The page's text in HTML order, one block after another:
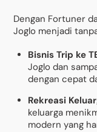
Dengan Fortuner
Joglo menjadi
Bisnis Trip ke
Joglo dan
dengan cepat
Rekreasi
keluarga
modern yang